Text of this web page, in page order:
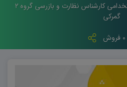
سوالات استخدامی کارشناس نظارت و بازرسی گروه ۲
گمرکی